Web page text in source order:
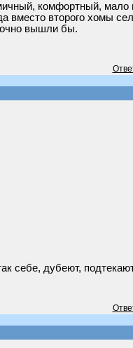
комфортный, мало
вместо второго хомы
вышли бы.
себе, дубеют,